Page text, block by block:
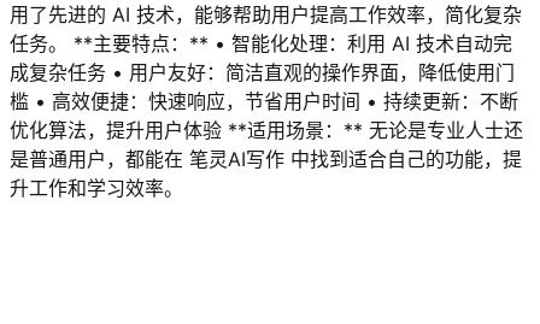
用了先进的 AI 技术，能够帮助用户提高工作效率，简化复杂
任务。 **主要特点：** • 智能化处理：利用 AI 技术自动完
成复杂任务 • 用户友好：简洁直观的操作界面，降低使用门
槛 • 高效便捷：快速响应，节省用户时间 • 持续更新：不断
优化算法，提升用户体验 **适用场景：** 无论是专业人士还
是普通用户，都能在 笔灵AI写作 中找到适合自己的功能，提
升工作和学习效率。